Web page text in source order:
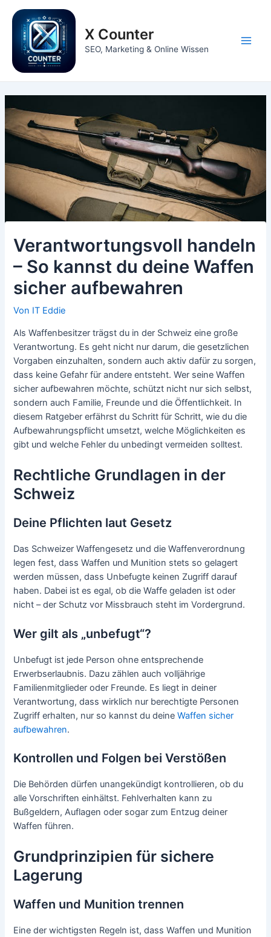
Inhalt
springen
X Counter
SEO, Marketing & Online Wissen
Verantwortungsvoll handeln
– So kannst du deine Waffen
sicher aufbewahren
Von IT Eddie
Als Waffenbesitzer trägst du in der Schweiz eine große
Verantwortung. Es geht nicht nur darum, die gesetzlichen
Vorgaben einzuhalten, sondern auch aktiv dafür zu sorgen,
dass keine Gefahr für andere entsteht. Wer seine Waffen
sicher aufbewahren möchte, schützt nicht nur sich selbst,
sondern auch Familie, Freunde und die Öffentlichkeit. In
diesem Ratgeber erfährst du Schritt für Schritt, wie du die
Aufbewahrungspflicht umsetzt, welche Möglichkeiten es
gibt und welche Fehler du unbedingt vermeiden solltest.
Rechtliche Grundlagen in der
Schweiz
Deine Pflichten laut Gesetz
Das Schweizer Waffengesetz und die Waffenverordnung
legen fest, dass Waffen und Munition stets so gelagert
werden müssen, dass Unbefugte keinen Zugriff darauf
haben. Dabei ist es egal, ob die Waffe geladen ist oder
nicht – der Schutz vor Missbrauch steht im Vordergrund.
Wer gilt als „unbefugt“?
Unbefugt ist jede Person ohne entsprechende
Erwerbserlaubnis. Dazu zählen auch volljährige
Familienmitglieder oder Freunde. Es liegt in deiner
Verantwortung, dass wirklich nur berechtigte Personen
Zugriff erhalten, nur so kannst du deineWaffen sicher
aufbewahren.
Kontrollen und Folgen bei Verstößen
Die Behörden dürfen unangekündigt kontrollieren, ob du
alle Vorschriften einhältst. Fehlverhalten kann zu
Bußgeldern, Auflagen oder sogar zum Entzug deiner
Waffen führen.
Grundprinzipien für sichere
Lagerung
Waffen und Munition trennen
Eine der wichtigsten Regeln ist, dass Waffen und Munition